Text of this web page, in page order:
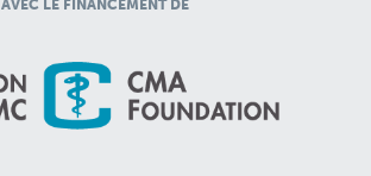
AVEC LE FINANCEMENT DE